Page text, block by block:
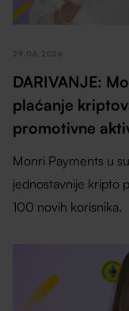
29.06.2026
DARIVANJE:
plaćanje
promotivne
Monri Payments u
jednostavnije kripto
100 novih korisnika.